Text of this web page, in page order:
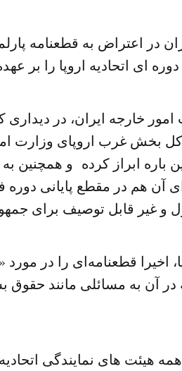
در اعتراض به قطعنامه
خارجه ایران، در دیداری
بخش غرب اروپای وزارت
باره ابراز کرده و همچنین
هم در مقطع پایانی دوره
اخیرا قطعنامه‌ای را در مورد
آن به مسائلی مانند حقوق
هیئت های نمایندگی اتحادیه